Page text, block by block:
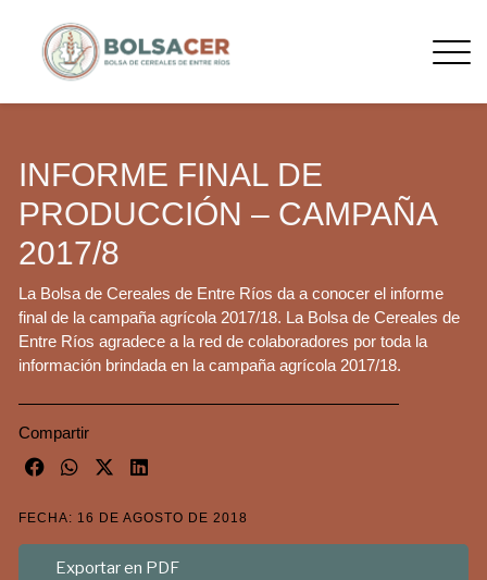
INFORME FINAL DE
PRODUCCIÓN – CAMPAÑA
2017/8
La Bolsa de Cereales de Entre Ríos da a conocer el informe
final de la campaña agrícola 2017/18. La Bolsa de Cereales de
Entre Ríos agradece a la red de colaboradores por toda la
información brindada en la campaña agrícola 2017/18.
Compartir
FECHA: 16 DE AGOSTO DE 2018
Exportar en PDF